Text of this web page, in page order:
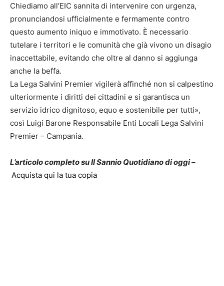
Chiediamo all’EIC sannita di intervenire con urgenza,
pronunciandosi ufficialmente e fermamente contro
questo aumento iniquo e immotivato. È necessario
tutelare i territori e le comunità che già vivono un disagio
inaccettabile, evitando che oltre al danno si aggiunga
anche la beffa.
La Lega Salvini Premier vigilerà affinché non si calpestino
ulteriormente i diritti dei cittadini e si garantisca un
servizio idrico dignitoso, equo e sostenibile per tutti»,
così Luigi Barone Responsabile Enti Locali Lega Salvini
Premier – Campania.
L’articolo completo su Il Sannio Quotidiano di oggi –
Acquista qui la tua copia